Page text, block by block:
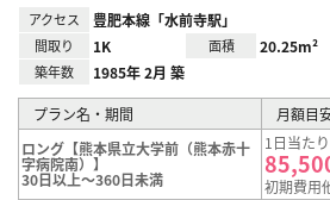
アクセス 豊肥本線「水前寺駅」
間取り 1K 面積 20.25m²
築年数 1985年 2月 築
プラン名・期間
月額目
ロング【熊本県立大学前（熊本赤十
字病院南）】
30日以上～360日未満
1日当た
初期費用